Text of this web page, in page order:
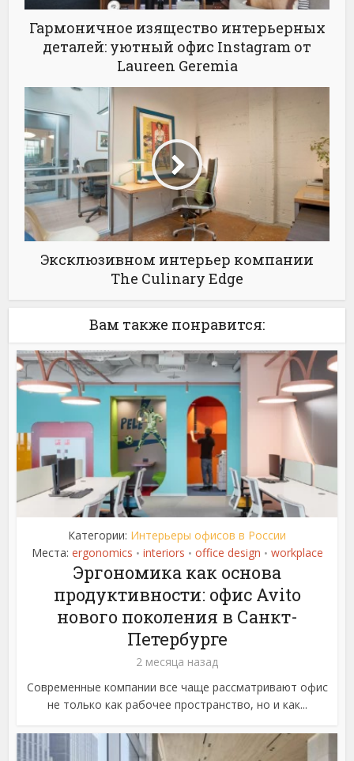
Гармоничное изящество интерьерных
деталей: уютный офис Instagram от
Laureen Geremia
Эксклюзивном интерьер компании
The Culinary Edge
Вам также понравится:
Категории: Интерьеры офисов в России
Места: ergonomics • interiors • office design • workplace
Эргономика как основа
продуктивности: офис Avito
нового поколения в Санкт-
Петербурге
2 месяца назад
Современные компании все чаще рассматривают офис
не только как рабочее пространство, но и как...